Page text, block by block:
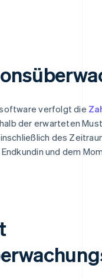
verfolgt die
der erwarteten
des
und dem